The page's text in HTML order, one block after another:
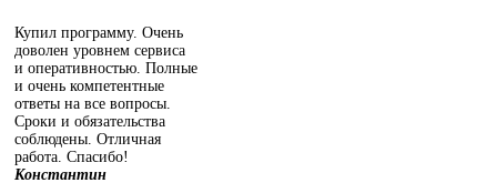
Купил программу. Очень
доволен уровнем сервиса
и оперативностью. Полные
и очень компетентные
ответы на все вопросы.
Сроки и обязательства
соблюдены. Отличная
работа. Спасибо!
Константин